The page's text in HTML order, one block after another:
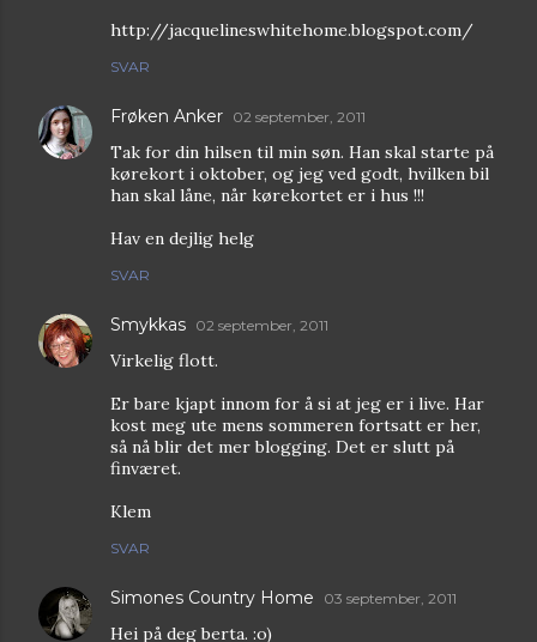
http://jacquelineswhitehome.blogspot.com/
SVAR
Frøken Anker 02 september, 2011
Tak for din hilsen til min søn. Han skal starte på
kørekort i oktober, og jeg ved godt, hvilken bil
han skal låne, når kørekortet er i hus !!!
Hav en dejlig helg
SVAR
Smykkas 02 september, 2011
Virkelig flott.
Er bare kjapt innom for å si at jeg er i live. Har
kost meg ute mens sommeren fortsatt er her,
så nå blir det mer blogging. Det er slutt på
finværet.
Klem
SVAR
Simones Country Home 03 september, 2011
Hei på deg berta. :o)